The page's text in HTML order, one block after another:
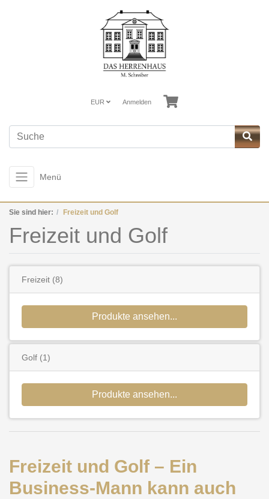
EUR Anmelden
Menü
Sie sind hier: Freizeit und Golf
Freizeit und Golf
Freizeit (8)
Produkte ansehen...
Golf (1)
Produkte ansehen...
Freizeit und Golf – Ein
Business-Mann kann auch